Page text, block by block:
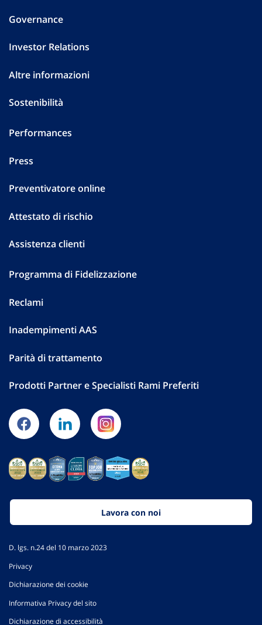
Governance
Investor Relations
Altre informazioni
Sostenibilità
Performances
Press
Preventivatore online
Attestato di rischio
Assistenza clienti
Programma di Fidelizzazione
Reclami
Inadempimenti AAS
Parità di trattamento
Prodotti Partner e Specialisti Rami Preferiti
Lavora con noi
D. lgs. n.24 del 10 marzo 2023
Privacy
Dichiarazione dei cookie
Informativa Privacy del sito
Dichiarazione di accessibilità